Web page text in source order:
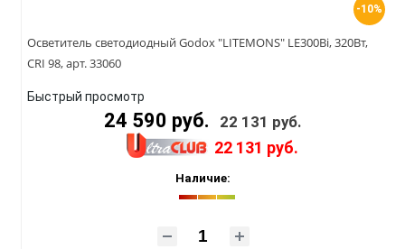
-10%
Осветитель светодиодный Godox "LITEMONS" LE300Bi, 320Вт,
CRI 98, арт. 33060
Быстрый просмотр
24 590 руб. 22 131 руб.
22 131 руб.
Наличие: